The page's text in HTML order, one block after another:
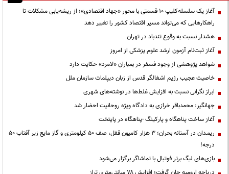
آغاز یک سلسله‌کلیپ ۱۰ قسمتی با محور «جهاد اقتصادی»؛ از ریشه‌یابی مشکلات تا
راهکارهایی که می‌تواند مسیر اقتصاد کشور را تغییر دهد
هشدار نسبت به وقوع تندباد در تهران
آغاز ثبت‌نام آزمون ارشد علوم پزشکی از امروز
شواهد پژوهشی از وجود فسفر در بمباران «لامرد» حکایت دارد
خاصیت عجیب رژیم اشغالگر قدس از زبان دیپلمات سازمان ملل
ابراز نگرانی نسبت به افزایش غلط‌ها در نوشته‌های شهری
جهانگیر: محمدباقر خرازی به دادگاه ویژه روحانیت احضار شد
آغاز ساخت پناهگاه و پارکینگ -پناهگاه در پایتخت
ریمـدان در آستانه بحران؛ ۳ هزار کامیون قفل، صف ۵۰ کیلومتری و گاز مایع زیر آفتاب ۵۰
درجه!
بازی‌های لیگ برتر فوتبال با تماشاگر برگزار می‌شود